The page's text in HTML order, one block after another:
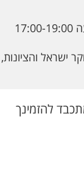
ישראל והציונות,
להזמינך